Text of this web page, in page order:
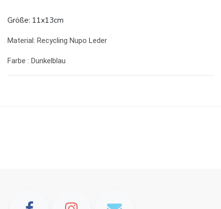
Größe: 11x13cm
Material: Recycling Nupo Leder
Farbe : Dunkelblau